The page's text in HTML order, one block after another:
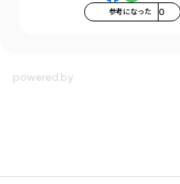
参考になった 0